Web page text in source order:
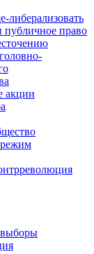
либерализовать
право
акции